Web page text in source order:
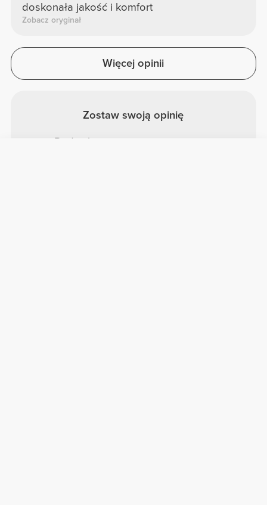
doskonała jakość i komfort
Zobacz oryginał
Więcej opinii
Zostaw swoją opinię
Podziel się swoją opinią z innymi